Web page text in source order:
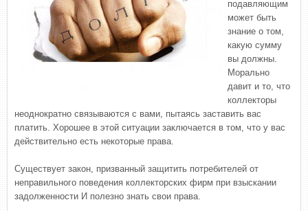
подавляющим
может быть
знание о том,
какую сумму
вы должны.
Морально
давит и то, что
коллекторы
неоднократно связываются с вами, пытаясь заставить вас
платить. Хорошее в этой ситуации заключается в том, что у вас
действительно есть некоторые права.
Существует закон, призванный защитить потребителей от
неправильного поведения коллекторских фирм при взыскании
задолженности И полезно знать свои права.